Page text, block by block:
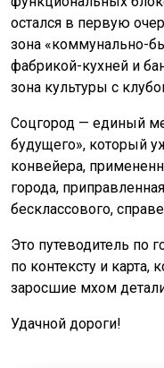
остался в первую
зона «коммунально-
фабрикой-кухней и
зона культуры с
Соцгород — единый
будущего», который
конвейера,
города,
бесклассового,
Это путеводитель по
по контексту и карта,
заросшие мхом
Удачной дороги!